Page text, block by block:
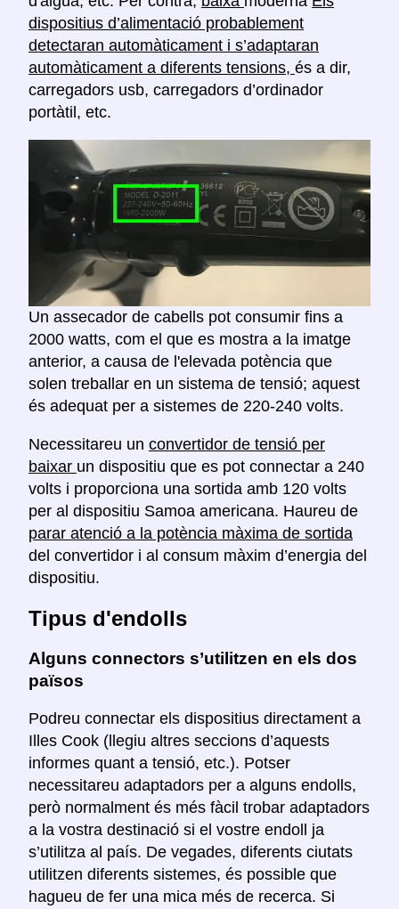
dispositius d’alimentació probablement
detectaran automàticament i s’adaptaran
automàticament a diferents tensions, és a dir,
carregadors usb, carregadors d’ordinador
portàtil, etc.
Un assecador de cabells pot consumir fins a
2000 watts, com el que es mostra a la imatge
anterior, a causa de l'elevada potència que
solen treballar en un sistema de tensió; aquest
és adequat per a sistemes de 220-240 volts.
Necessitareu un convertidor de tensió per
baixar un dispositiu que es pot connectar a 240
volts i proporciona una sortida amb 120 volts
per al dispositiu Samoa americana. Haureu de
parar atenció a la potència màxima de sortida
del convertidor i al consum màxim d’energia del
dispositiu.
Tipus d'endolls
Alguns connectors s’utilitzen en els dos
països
Podreu connectar els dispositius directament a
Illes Cook (llegiu altres seccions d’aquests
informes quant a tensió, etc.). Potser
necessitareu adaptadors per a alguns endolls,
però normalment és més fàcil trobar adaptadors
a la vostra destinació si el vostre endoll ja
s’utilitza al país. De vegades, diferents ciutats
utilitzen diferents sistemes, és possible que
hagueu de fer una mica més de recerca. Si